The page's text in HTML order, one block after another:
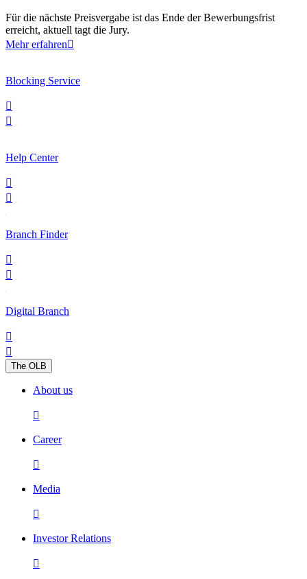
Für die nächste Preisvergabe ist das Ende der Bewerbungsfrist
erreicht, aktuell tagt die Jury.
Mehr erfahren
Blocking Service


Help Center


Branch Finder


Digital Branch


The OLB
About us

Career

Media

Investor Relations
